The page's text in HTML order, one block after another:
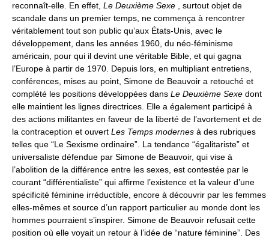
reconnaît-elle. En effet, Le Deuxième Sexe , surtout objet de
scandale dans un premier temps, ne commença à rencontrer
véritablement tout son public qu’aux États-Unis, avec le
développement, dans les années 1960, du néo-féminisme
américain, pour qui il devint une véritable Bible, et qui gagna
l’Europe à partir de 1970. Depuis lors, en multipliant entretiens,
conférences, mises au point, Simone de Beauvoir a retouché et
complété les positions développées dans Le Deuxième Sexe dont
elle maintient les lignes directrices. Elle a également participé à
des actions militantes en faveur de la liberté de l’avortement et de
la contraception et ouvert Les Temps modernes à des rubriques
telles que “Le Sexisme ordinaire”. La tendance “égalitariste” et
universaliste défendue par Simone de Beauvoir, qui vise à
l’abolition de la différence entre les sexes, est contestée par le
courant “différentialiste” qui affirme l’existence et la valeur d’une
spécificité féminine irréductible, encore à découvrir par les femmes
elles-mêmes et source d’un rapport particulier au monde dont les
hommes pourraient s’inspirer. Simone de Beauvoir refusait cette
position où elle voyait un retour à l’idée de “nature féminine”. Des